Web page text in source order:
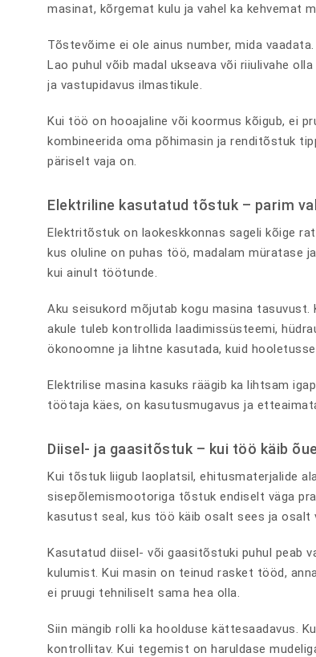
masinat, kõrgemat kulu ja vahel ka kehvemat
Tõstevõime ei ole ainus number, mida
Lao puhul võib madal ukseava või riiulivahe
ja vastupidavus ilmastikule.
Kui töö on hooajaline või koormus kõigub, ei
kombineerida oma põhimasin ja renditõstuk
päriselt vaja on.
Elektriline kasutatud tõstuk – parim
Elektritõstuk on laokeskkonnas sageli kõige
kus oluline on puhas töö, madalam müratase
kui ainult töötunde.
Aku seisukord mõjutab kogu masina tasuvust.
akule tuleb kontrollida laadimissüsteemi,
ökonoomne ja lihtne kasutada, kuid
Elektrilise masina kasuks räägib ka lihtsam
töötaja käes, on kasutusmugavus ja
Diisel- ja gaasitõstuk – kui töö käib
Kui tõstuk liigub laoplatsil, ehitusmaterjalide
sisepõlemismootoriga tõstuk endiselt väga
kasutust seal, kus töö käib osalt sees ja osalt
Kasutatud diisel- või gaasitõstuki puhul peab
kulumist. Kui masin on teinud rasket tööd,
ei pruugi tehniliselt sama hea olla.
Siin mängib rolli ka hoolduse kättesaadavus.
kontrollitav. Kui tegemist on haruldase